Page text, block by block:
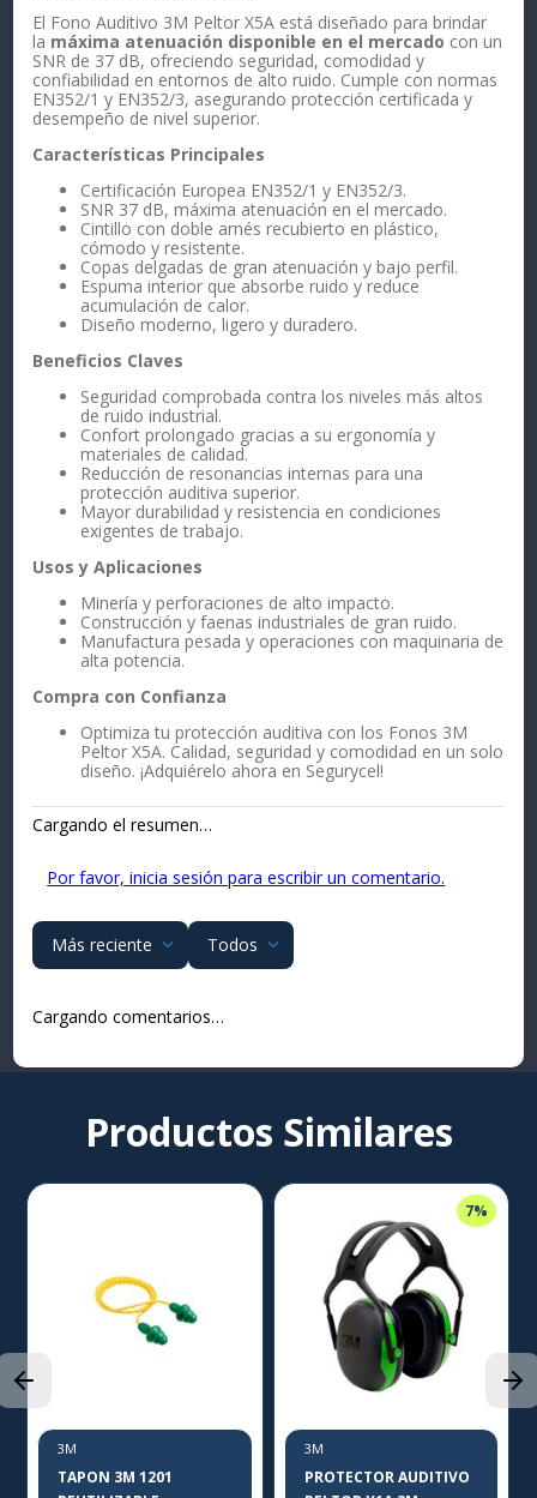
El Fono Auditivo 3M Peltor X5A está diseñado para brindar
la máxima atenuación disponible en el mercado con un
SNR de 37 dB, ofreciendo seguridad, comodidad y
confiabilidad en entornos de alto ruido. Cumple con normas
EN352/1 y EN352/3, asegurando protección certificada y
desempeño de nivel superior.
Características Principales
Certificación Europea EN352/1 y EN352/3.
SNR 37 dB, máxima atenuación en el mercado.
Cintillo con doble arnés recubierto en plástico,
cómodo y resistente.
Copas delgadas de gran atenuación y bajo perfil.
Espuma interior que absorbe ruido y reduce
acumulación de calor.
Diseño moderno, ligero y duradero.
Beneficios Claves
Seguridad comprobada contra los niveles más altos
de ruido industrial.
Confort prolongado gracias a su ergonomía y
materiales de calidad.
Reducción de resonancias internas para una
protección auditiva superior.
Mayor durabilidad y resistencia en condiciones
exigentes de trabajo.
Usos y Aplicaciones
Minería y perforaciones de alto impacto.
Construcción y faenas industriales de gran ruido.
Manufactura pesada y operaciones con maquinaria de
alta potencia.
Compra con Confianza
Optimiza tu protección auditiva con los Fonos 3M
Peltor X5A. Calidad, seguridad y comodidad en un solo
diseño. ¡Adquiérelo ahora en Segurycel!
Cargando el resumen…
Por favor, inicia sesión para escribir un comentario.
Más reciente Todos
Cargando comentarios…
Productos Similares
3M
TAPON 3M 1201
7%
3M
PROTECTOR AUDITIVO